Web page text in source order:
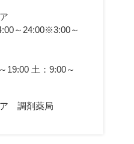
～24:00※3:00～
19:00 土：9:00～
ア 調剤薬局